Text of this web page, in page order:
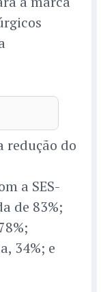
redução do
a SES-
de 83%;
34%; e